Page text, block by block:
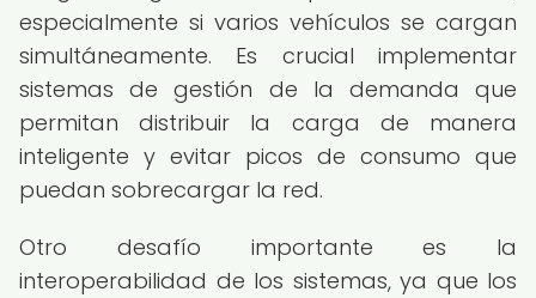
especialmente si varios vehículos se cargan
simultáneamente. Es crucial implementar
sistemas de gestión de la demanda que
permitan distribuir la carga de manera
inteligente y evitar picos de consumo que
puedan sobrecargar la red.
Otro desafío importante es la
interoperabilidad de los sistemas, ya que los